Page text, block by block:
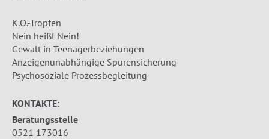
K.O.-Tropfen
Nein heißt Nein!
Gewalt in Teenagerbeziehungen
Anzeigenunabhängige Spurensicherung
Psychosoziale Prozessbegleitung
KONTAKTE:
Beratungsstelle
0521 173016